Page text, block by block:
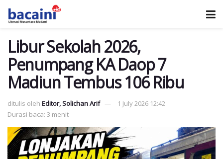
Libur Sekolah 2026,
Penumpang KA Daop 7
Madiun Tembus 106 Ribu
ditulis oleh Editor, Solichan Arif
1 July 2026 12:42
Durasi baca: 3 menit